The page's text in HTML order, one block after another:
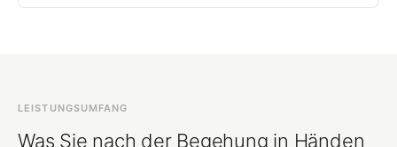
LEISTUNGSUMFANG
Was Sie nach der Begehung in Händen